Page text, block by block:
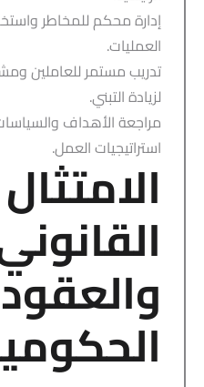
إدارة محكم للمخاطر
العمليات.
تدريب مستمر للعاملين
لزيادة التبني.
مراجعة الأهداف
استراتيجيات العمل.
الامتثال
والعقود